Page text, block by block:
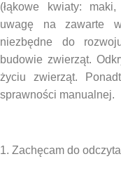
(łąkowe kwiaty:
uwagę na zawarte
niezbędne do
budowie zwierząt.
życiu zwierząt.
sprawności manualnej.
1. Zachęcam do